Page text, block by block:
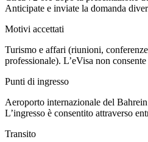
Anticipate e inviate la domanda
Motivi accettati
Turismo e affari (riunioni,
professionale). L’eVisa non
Punti di ingresso
Aeroporto internazionale del
L’ingresso è consentito attraverso
Transito